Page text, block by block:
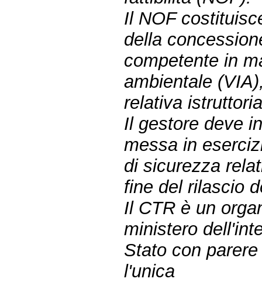
Il NOF
della
competente in
ambientale
relativa
Il gestore deve
messa in
di sicurezza
fine del rilascio
Il CTR è un
ministero
Stato con
l'unica